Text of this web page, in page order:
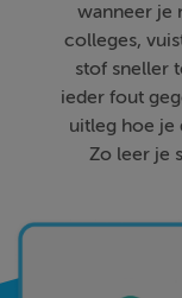
wanneer je
colleges,
stof sneller
ieder fout
uitleg hoe je
Zo leer je